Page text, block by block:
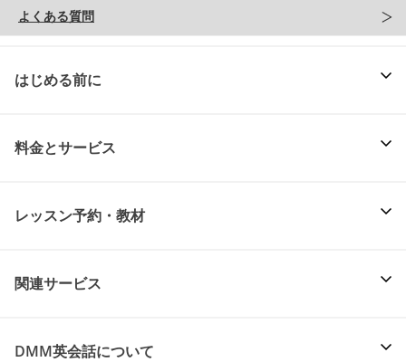
よくある質問
はじめる前に
料金とサービス
レッスン予約・教材
関連サービス
DMM英会話について